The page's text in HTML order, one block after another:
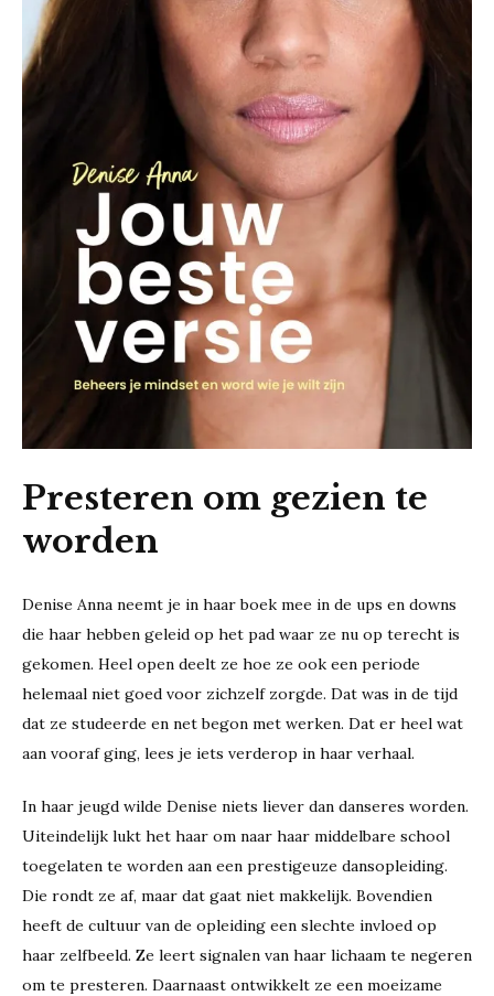
Presteren om gezien te
worden
Denise Anna neemt je in haar boek mee in de ups en downs
die haar hebben geleid op het pad waar ze nu op terecht is
gekomen. Heel open deelt ze hoe ze ook een periode
helemaal niet goed voor zichzelf zorgde. Dat was in de tijd
dat ze studeerde en net begon met werken. Dat er heel wat
aan vooraf ging, lees je iets verderop in haar verhaal.
In haar jeugd wilde Denise niets liever dan danseres worden.
Uiteindelijk lukt het haar om naar haar middelbare school
toegelaten te worden aan een prestigeuze dansopleiding.
Die rondt ze af, maar dat gaat niet makkelijk. Bovendien
heeft de cultuur van de opleiding een slechte invloed op
haar zelfbeeld. Ze leert signalen van haar lichaam te negeren
om te presteren. Daarnaast ontwikkelt ze een moeizame